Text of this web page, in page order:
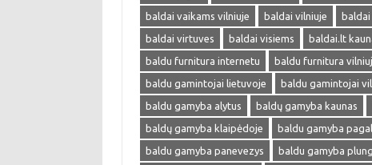
baldai vaikams vilniuje
baldai vilniuje
baldai virtuves
baldai visiems baldai.lt
baldu furnitura internetu
baldu furnitura
baldu gamintojai lietuvoje
baldu gamintojai
baldu gamyba alytus
baldų gamyba kaunas
baldų gamyba klaipėdoje
baldu gamyba
baldu gamyba panevezys
baldu gamyba